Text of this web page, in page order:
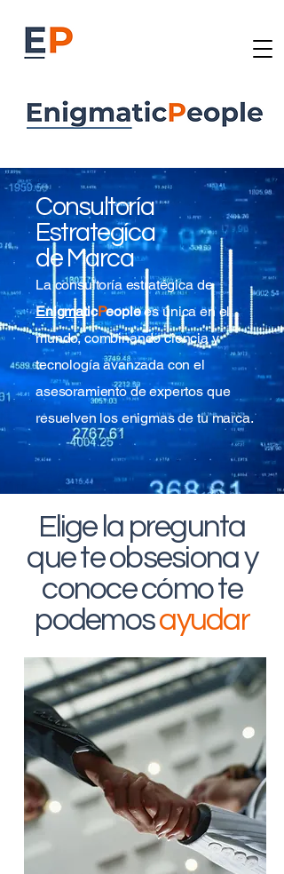
Consultoría
Estrategíca
de Marca
La consultoría estratégica de
EnigmaticPeoplees única en el
mundo, combinando ciencia y
tecnología avanzada con el
asesoramiento de expertos que
resuelven los enigmas de tu marca.
Elige la pregunta
que te obsesiona y
conoce cómo te
podemosayudar